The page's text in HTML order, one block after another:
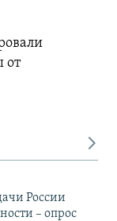
от
России
– опрос